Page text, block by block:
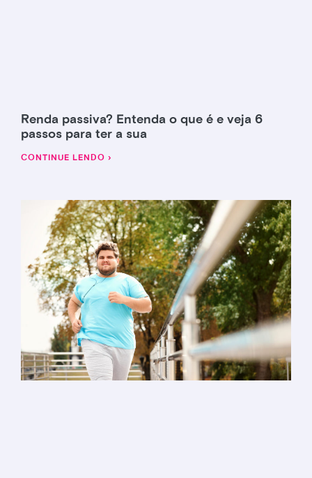
Renda passiva? Entenda o que é e veja 6
passos para ter a sua
CONTINUE LENDO ›